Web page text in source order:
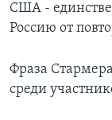
США -
Россию от
Фраза
среди